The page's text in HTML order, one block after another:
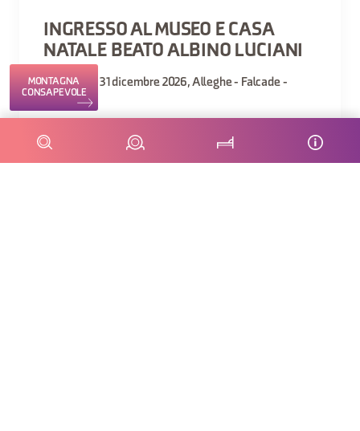
INGRESSO AL MUSEO E CASA
NATALE BEATO ALBINO LUCIANI
1 gennaio - 31 dicembre 2026, Alleghe - Falcade -
Zoldo
Percorso culturale alla scoperta dei luoghi del
MONTAGNA
CONSAPEVOLE